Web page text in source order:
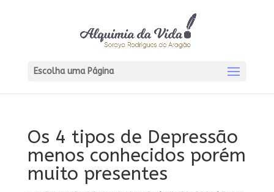
Escolha uma Página
Os 4 tipos de Depressão
menos conhecidos porém
muito presentes